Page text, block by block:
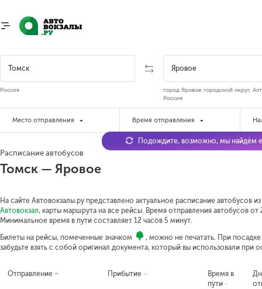
Россия
город Яровое городской округ,
Россия
Место отправления Время отправления
Расписание автобусов
Томск — Яровое
На сайте Автовокзалы.ру представлено актуальное расписание автобусов
Автовокзал, карты маршрута на все рейсы. Время отправления автобусов от
Минимальное время в пути составляет 12 часов 5 минут.
Билеты на рейсы, помеченные значком
, можно не печатать. При
забудьте взять с собой оригинал документа, который вы использовали при
Подождите, возможно, мы найдём
Отправление Прибытие
Время в
пути